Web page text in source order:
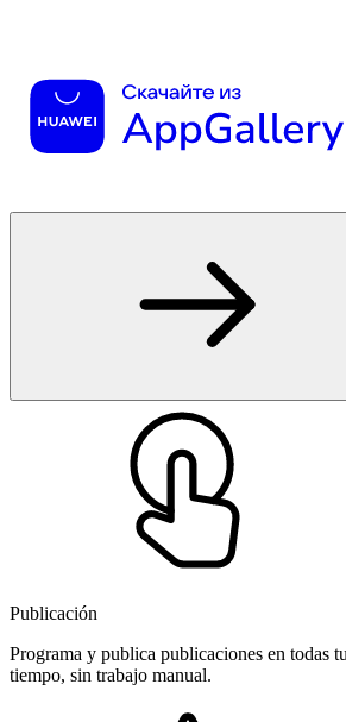
Publicación
Programa y publica publicaciones en todas
tiempo, sin trabajo manual.